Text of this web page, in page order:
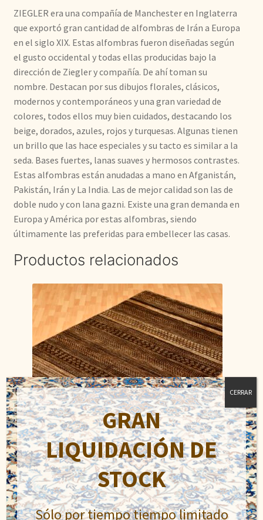
ZIEGLER era una compañía de Manchester en Inglaterra
que exportó gran cantidad de alfombras de Irán a Europa
en el siglo XIX. Estas alfombras fueron diseñadas según
el gusto occidental y todas ellas producidas bajo la
dirección de Ziegler y compañía. De ahí toman su
nombre. Destacan por sus dibujos florales, clásicos,
modernos y contemporáneos y una gran variedad de
colores, todos ellos muy bien cuidados, destacando los
beige, dorados, azules, rojos y turquesas. Algunas tienen
un brillo que las hace especiales y su tacto es similar a la
seda. Bases fuertes, lanas suaves y hermosos contrastes.
Estas alfombras están anudadas a mano en Afganistán,
Pakistán, Irán y La India. Las de mejor calidad son las de
doble nudo y con lana gazni. Existe una gran demanda en
Europa y América por estas alfombras, siendo
últimamente las preferidas para embellecer las casas.
Productos relacionados
Lori Buft
El El
GRAN
LIQUIDACIÓN DE
STOCK
Sólo por tiempo tiempo limitado
CERRAR